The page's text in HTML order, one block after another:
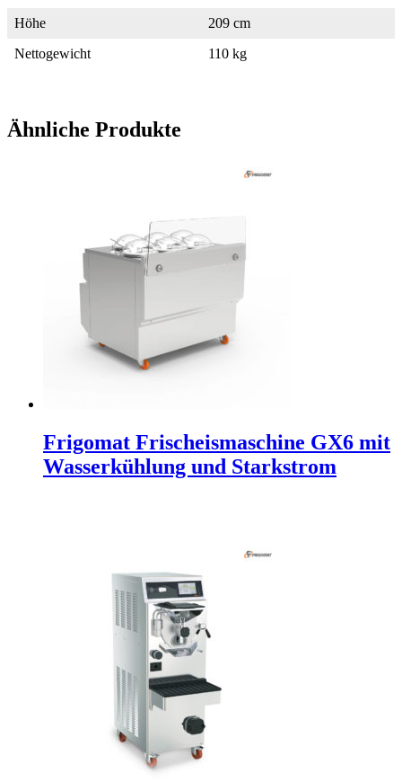
Höhe
209 cm
Nettogewicht
110 kg
Ähnliche Produkte
Frigomat Frischeismaschine GX6 mit
Wasserkühlung und Starkstrom